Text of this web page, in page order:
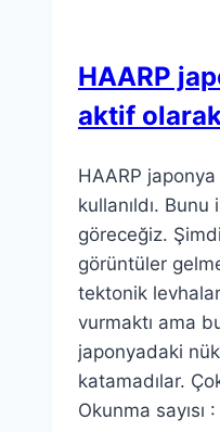
HAARP
aktif
HAARP
kullanıldı.
göreceğiz.
görüntüler
tektonik
vurmaktı ama
japonyadaki
katamadılar.
Okunma sayısı